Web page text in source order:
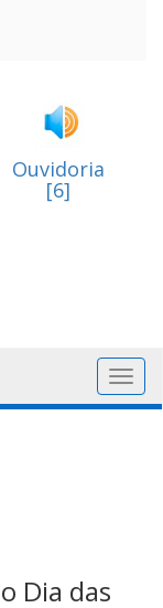
Ouvidoria
[6]
Dia das